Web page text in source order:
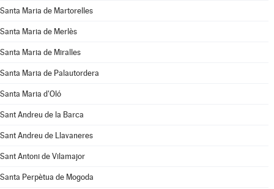
Santa Maria de Martorelles
Santa Maria de Merlès
Santa Maria de Miralles
Santa Maria de Palautordera
Santa Maria d'Oló
Sant Andreu de la Barca
Sant Andreu de Llavaneres
Sant Antoni de Vilamajor
Santa Perpètua de Mogoda